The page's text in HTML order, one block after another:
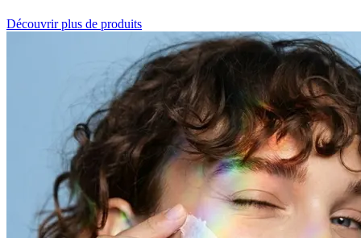
Découvrir plus de produits